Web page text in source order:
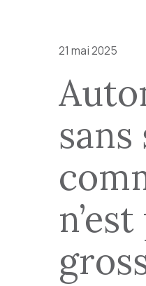
21 mai 2025